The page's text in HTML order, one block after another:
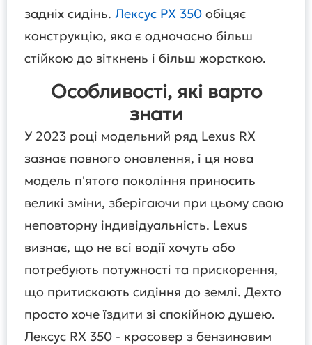
задніх сидінь. Лексус РХ 350 обіцяє
конструкцію, яка є одночасно більш
стійкою до зіткнень і більш жорсткою.
Особливості, які варто
знати
У 2023 році модельний ряд Lexus RX
зазнає повного оновлення, і ця нова
модель п'ятого покоління приносить
великі зміни, зберігаючи при цьому свою
неповторну індивідуальність. Lexus
визнає, що не всі водії хочуть або
потребують потужності та прискорення,
що притискають сидіння до землі. Дехто
просто хоче їздити зі спокійною душею.
Лексус RX 350 - кросовер з бензиновим